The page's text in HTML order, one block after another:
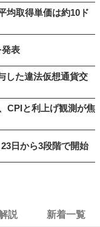
均取得単価は約10ド
発表
した違法仮想通貨交
CPIと利上げ観測が焦
日から3段階で開始
説 新着一覧